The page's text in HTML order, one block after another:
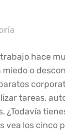
hace
o
tareas,
¿Todavía
vea los cinco